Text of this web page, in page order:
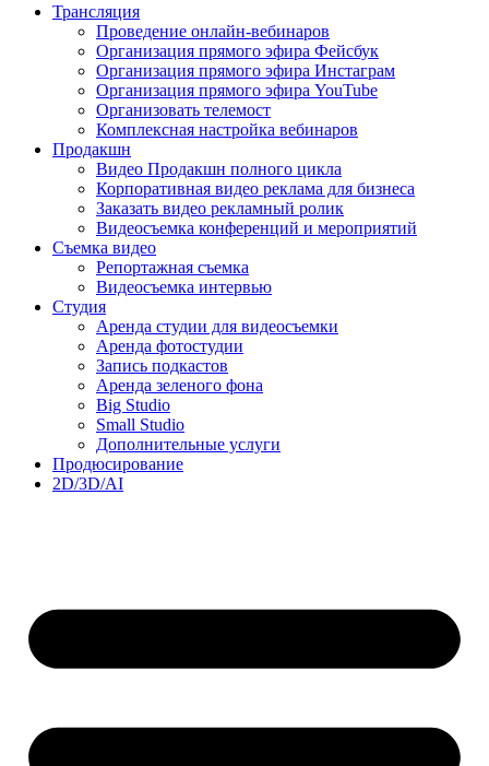
Трансляция
Проведение онлайн-вебинаров
Организация прямого эфира Фейсбук
Организация прямого эфира Инстаграм
Организация прямого эфира YouTube
Организовать телемост
Комплексная настройка вебинаров
Продакшн
Видео Продакшн полного цикла
Корпоративная видео реклама для бизнеса
Заказать видео рекламный ролик
Видеосъемка конференций и мероприятий
Съемка видео
Репортажная съемка
Видеосъемка интервью
Студия
Аренда студии для видеосъемки
Аренда фотостудии
Запись подкастов
Аренда зеленого фона
Big Studio
Small Studio
Дополнительные услуги
Продюсирование
2D/3D/AI